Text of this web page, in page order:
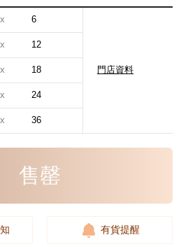
x 6
門店資料
x 12
x 18
x 24
x 36
售罄
有貨提醒
香奈兒 手袋 As5293
58,800.00